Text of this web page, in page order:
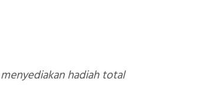
hadiah total